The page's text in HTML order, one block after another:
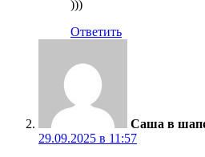
)))
Ответить
Саша в
29.09.2025 в 11:57